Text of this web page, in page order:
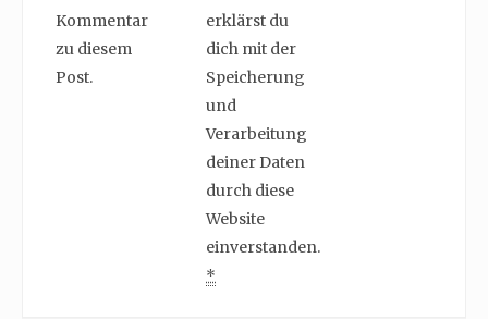
Kommentar
zu diesem
Post.
erklärst du
dich mit der
Speicherung
und
Verarbeitung
deiner Daten
durch diese
Website
einverstanden.
*